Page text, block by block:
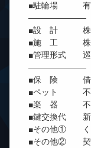
■駐輪場 有
―――――――
■設 計 株式会
■施 工 株式
■管理形式 巡
―――――――
■保 険 借家
■ペット 不
■楽 器 不
■鍵交換代 新
■その他① くら
■その他② 契約